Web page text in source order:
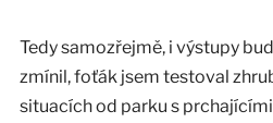
Tedy samozřejmě, i výstupy
zmínil, foťák jsem testoval
situacích od parku s